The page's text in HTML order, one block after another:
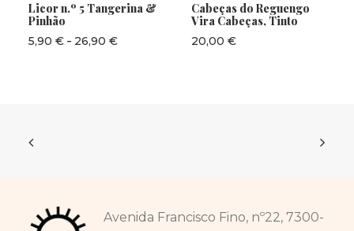
tem
várias
variantes.
página
Licor n.º 5 Tangerina &
Pinhão
5,90 € - 26,90 €
Cabeças do Reguengo
Vira Cabeças, Tinto
20,00 €
Avenida Francisco Fino, nº22, 7300-